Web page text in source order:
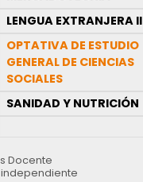
LENGUA EXTRANJERA II
OPTATIVA DE ESTUDIO
GENERAL DE CIENCIAS
SOCIALES
SANIDAD Y NUTRICIÓN
Docente
independiente